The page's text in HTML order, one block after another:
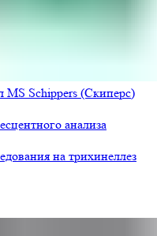
MS Schippers (Скиперс)
анализа
на трихинеллез